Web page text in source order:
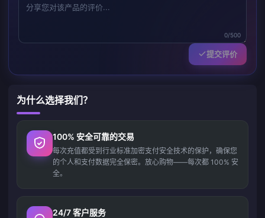
0/500
提交评价
为什么选择我们？
100% 安全可靠的交易
每次充值都受到行业标准加密支付安全技术的保护，确保您
的个人和支付数据完全保密。放心购物——每次都 100% 安
全。
24/7 客户服务